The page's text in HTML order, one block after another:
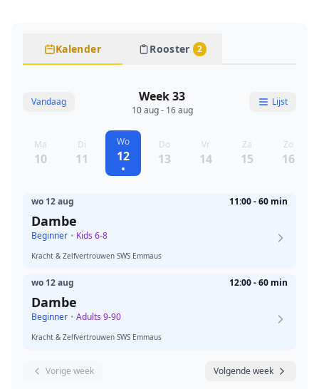
Kalender Rooster 2
Vandaag Week 33
10 aug - 16 aug
Lijst
Ma
10
Di
11
Wo
12
Do
13
Vr
14
Za
15
Zo
16
wo 12 aug 11:00 - 60 min
Dambe
Beginner • Kids 6-8
Kracht & Zelfvertrouwen SWS Emmaus
wo 12 aug 12:00 - 60 min
Dambe
Beginner • Adults 9-90
Kracht & Zelfvertrouwen SWS Emmaus
Vorige week Volgende week